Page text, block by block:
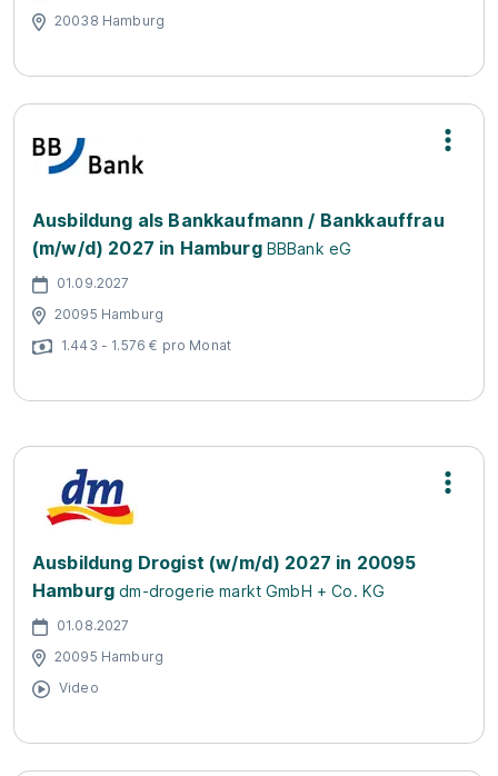
20038 Hamburg
Ausbildung als Bankkaufmann / Bankkauffrau
(m/w/d) 2027 in Hamburg BBBank eG
01.09.2027
20095 Hamburg
1.443 - 1.576 € pro Monat
Ausbildung Drogist (w/m/d) 2027 in 20095
Hamburg dm-drogerie markt GmbH + Co. KG
01.08.2027
20095 Hamburg
Video